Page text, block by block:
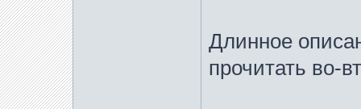
Длинное
прочитать во-